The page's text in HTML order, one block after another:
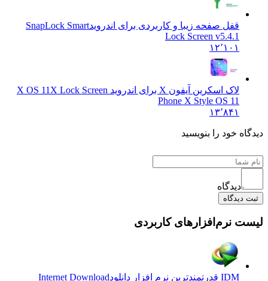
قفل صفحه زیبا و کاربردی برای اندرویدSnapLock Smart
Lock Screen v5.4.1
۱۲٬۱۰۱
لاک اسکرین آیفون X برای اندروید X OS 11
X Lock Screen
Phone X Style OS 11
۱۳٬۸۴۱
خود را بنویسید
دیدگاه
نرم‌افزارهای کاربردی
Internet Download